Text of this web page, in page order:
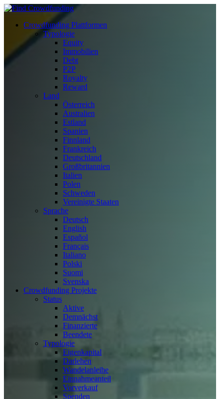
Crowdfunding Plattformen
Typologie
Equity
Immobilien
Debt
P2P
Royalty
Reward
Land
Österreich
Australien
Estland
Spanien
Finnland
Frankreich
Deutschland
Großbritannien
Italien
Polen
Schweden
Vereinigte Staaten
Sprache
Deutsch
English
Español
Français
Italiano
Polski
Suomi
Svenska
Crowdfunding Projekte
Status
Aktive
Demnächst
Finanzierte
Beendete
Typologie
Eigenkapital
Darlehen
Wandelanleihe
Einnahmeanteil
Vorverkauf
Spenden